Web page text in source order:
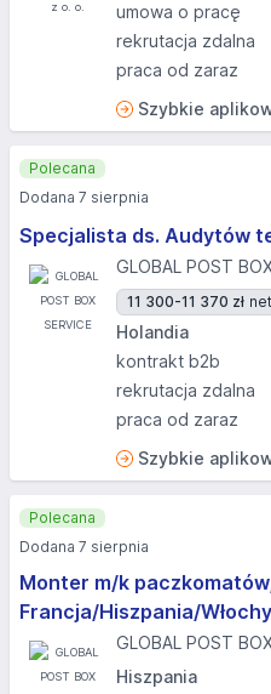
umowa o pracę
rekrutacja zdalna
praca od zaraz
Szybkie
Specjalista ds. Audytów
GLOBAL POST
11 300-11 370 zł
Holandia
kontrakt b2b
rekrutacja zdalna
praca od zaraz
Szybkie
Polecana
Dodana 7 sierpnia
Monter m/k
Francja/Hiszpania/Włochy
GLOBAL POST
Hiszpania
Polecana
Dodana 7 sierpnia